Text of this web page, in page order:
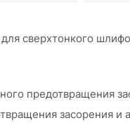
сверхтонкого
предотвращения
засорения и